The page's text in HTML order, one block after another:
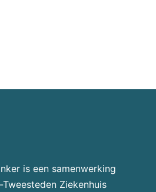
is een samenwerking
Ziekenhuis